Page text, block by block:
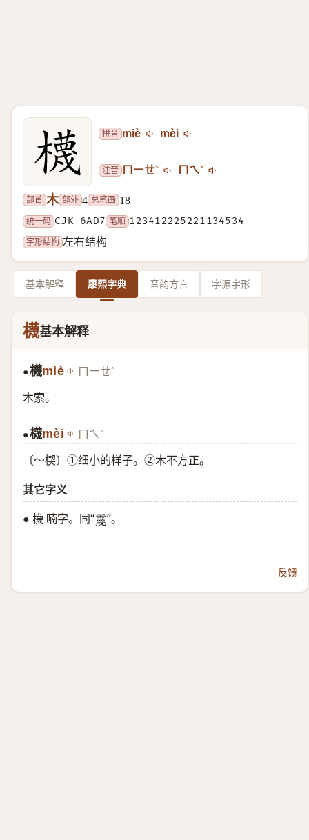
拼音 miè mèi
注音 ㄇㄧㄝˋ ㄇㄟˋ
部首 木 部外 4 总笔画 18
统一码 CJK 6AD7 笔顺 123412225221134534
字形结构 左右结构
基本解释 康熙字典 音韵方言 字源字形
櫗基本解释
●櫗miè ㄇㄧㄝˋ
木索。
●櫗mèi ㄇㄟˋ
〔～楔〕①细小的样子。②木不方正。
其它字义
● 櫗 喃字。同“𩆪 ”。
反馈